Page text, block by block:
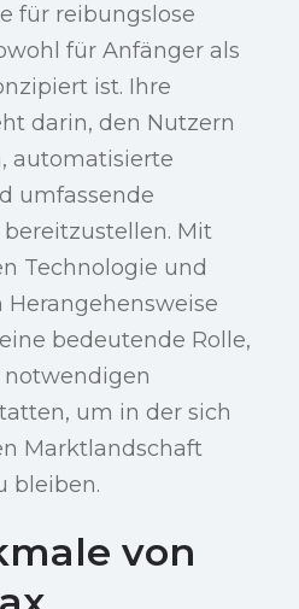
für reibungslose
für Anfänger als
ist. Ihre
darin, den Nutzern
automatisierte
umfassende
Mit
Technologie und
eine bedeutende Rolle,
um in der sich
Marktlandschaft
bleiben.
von